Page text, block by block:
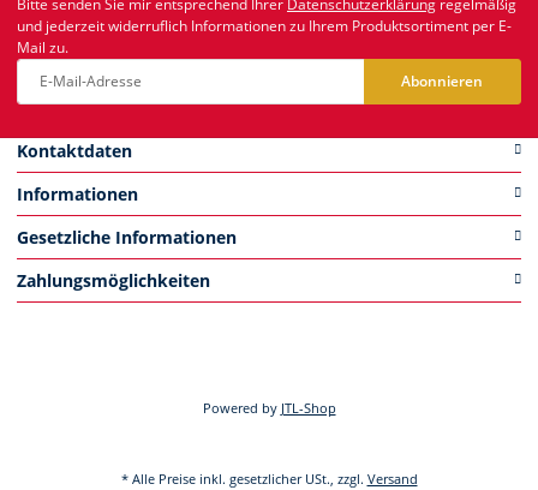
Kontaktdaten
Informationen
Gesetzliche Informationen
Zahlungsmöglichkeiten
und jederzeit widerruflich Informationen zu Ihrem Produktsortiment per E-
Mail zu.
Abonnieren
Powered by JTL-Shop
* Alle Preise inkl. gesetzlicher USt., zzgl. Versand